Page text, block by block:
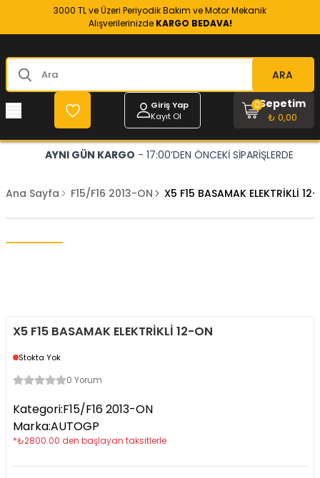
3000 TL ve Üzeri Periyodik Bakım ve Motor Mekanik
Alışverilerinizde KARGO BEDAVA!
ARA
Giriş Yap
Kayıt Ol
Sepetim
₺ 0,00
0
AYNI GÜN KARGO - 17:00’DEN ÖNCEKİ SİPARİŞLERDE
Ana Sayfa F15/F16 2013-ON X5 F15 BASAMAK ELEKTRİKLİ
X5 F15 BASAMAK ELEKTRİKLİ 12-ON
Stokta Yok
0 Yorum
Kategori:F15/F16 2013-ON
Marka:AUTOGP
*₺2800.00 den başlayan taksitlerle